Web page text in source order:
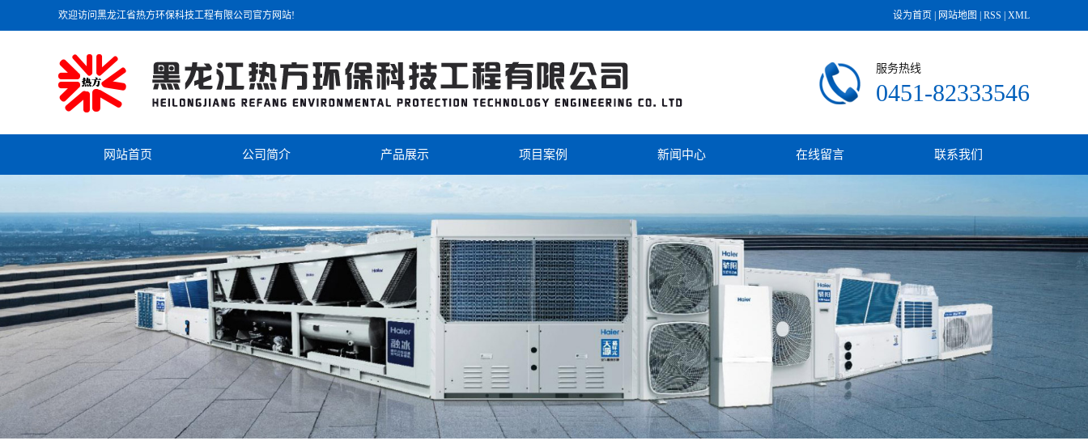
欢迎访问黑龙江省热方环保科技工程有限公司官方网站! 设为首页 网站地图 RSS XML
服务热线
0451-82333546
网站首页 公司简介
联系我们
产品展示
美的
芬尼克兹
双级热泵
项目案例
视频中心
新闻中心
行业新闻
在线留言 联系我们